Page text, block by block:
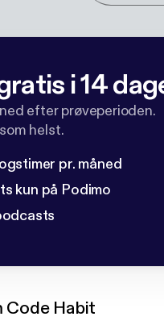
i 14
efter prøveperioden.
helst.
pr. måned
kun på Podimo
Code Habit